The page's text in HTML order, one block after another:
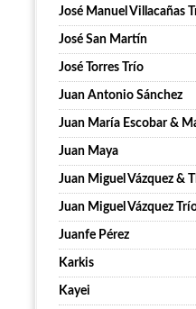
José Manuel Villacañas
José San Martín
José Torres Trío
Juan Antonio Sánchez
Juan María Escobar &
Juan Maya
Juan Miguel Vázquez &
Juan Miguel Vázquez
Juanfe Pérez
Karkis
Kayei